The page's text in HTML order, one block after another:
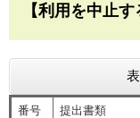
【利用を中止す
番号 提出書類